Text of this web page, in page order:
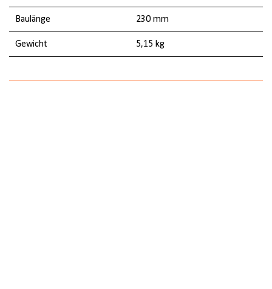
Baulänge 230 mm
Gewicht 5,15 kg